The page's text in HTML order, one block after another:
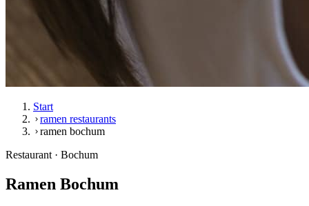
Start
ramen restaurants
ramen bochum
Restaurant · Bochum
Ramen Bochum